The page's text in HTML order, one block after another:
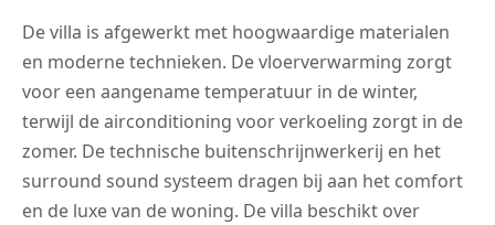
De villa is afgewerkt met hoogwaardige materialen
en moderne technieken. De vloerverwarming zorgt
voor een aangename temperatuur in de winter,
terwijl de airconditioning voor verkoeling zorgt in de
zomer. De technische buitenschrijnwerkerij en het
surround sound systeem dragen bij aan het comfort
en de luxe van de woning. De villa beschikt over